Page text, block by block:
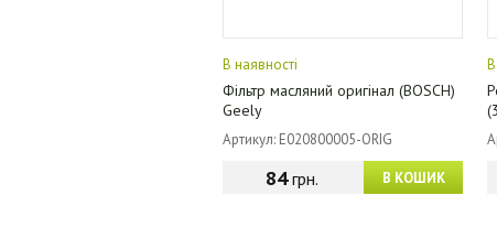
В наявності
Фільтр масляний оригінал (BOSCH)
Geely
Артикул: E020800005-ORIG
В КОШИК
84грн.
В